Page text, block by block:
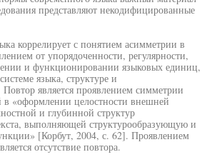
представляют некодифицированные
коррелирует с понятием асимметрии в
от упорядоченности, регулярности,
и функционировании языковых единиц,
языка, структуре и
является проявлением симметрии
в «оформлении целостности внешней
и глубинной структур
выполняющей структурообразующую и
[Корбут, 2004, с. 62]. Проявлением
отсутствие повтора.